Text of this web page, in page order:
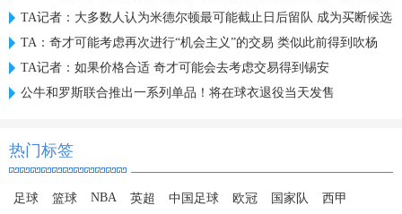
TA记者：大多数人认为米德尔顿最可能截止日后留队 成为买断候选
TA：奇才可能考虑再次进行“机会主义”的交易 类似此前得到吹杨
TA记者：如果价格合适 奇才可能会去考虑交易得到锡安
公牛和罗斯联合推出一系列单品！将在球衣退役当天发售
热门标签
足球 篮球 NBA 英超 中国足球 欧冠 国家队 西甲